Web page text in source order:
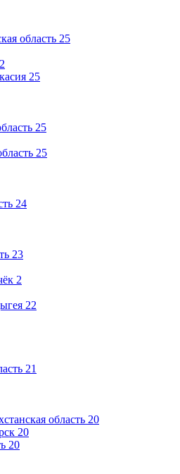
область 25
2
25
25
25
24
23
2
22
21
область 20
20
20